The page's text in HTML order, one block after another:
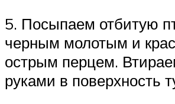
5. Посыпаем отбитую
черным молотым и
острым перцем.
руками в поверхность